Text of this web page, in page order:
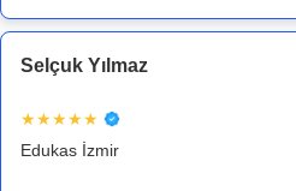
Selçuk Yılmaz
★★★★★
Edukas İzmir